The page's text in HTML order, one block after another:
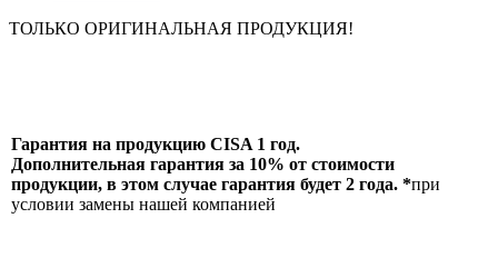
ТОЛЬКО ОРИГИНАЛЬНАЯ ПРОДУКЦИЯ!
Гарантия на продукцию CISA 1 год.
Дополнительная гарантия за 10% от стоимости
продукции, в этом случае гарантия будет 2 года. *при
условии замены нашей компанией